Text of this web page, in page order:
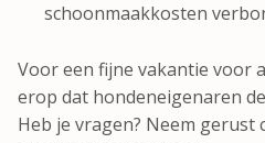
schoonmaakkosten
Voor een fijne vakantie voor
erop dat hondeneigenaren
Heb je vragen? Neem gerust